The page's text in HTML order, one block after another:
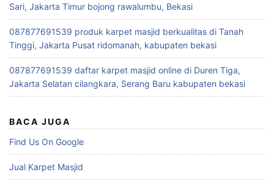
Sari, Jakarta Timur bojong rawalumbu, Bekasi
087877691539 produk karpet masjid berkualitas di Tanah
Tinggi, Jakarta Pusat ridomanah, kabupaten bekasi
087877691539 daftar karpet masjid online di Duren Tiga,
Jakarta Selatan cilangkara, Serang Baru kabupaten bekasi
BACA JUGA
Find Us On Google
Jual Karpet Masjid